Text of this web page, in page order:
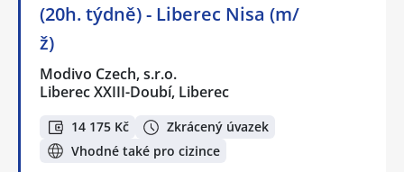
(20h. týdně) - Liberec Nisa (m/
ž)
Modivo Czech, s.r.o.
Liberec XXIII-Doubí, Liberec
14 175 Kč
Zkrácený úvazek
Vhodné také pro cizince